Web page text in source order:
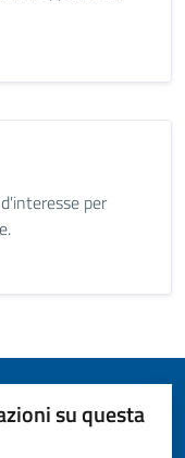
per
su questa